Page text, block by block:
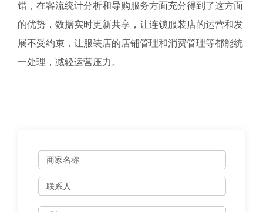
错，在客流统计分析和导购服务方面充分得到了这方面
的优势，数据实时更新共享，让连锁服装店的运营和发
展不受约束，让服装店的店铺管理和消费管理等都能统
一处理，减轻运营压力。